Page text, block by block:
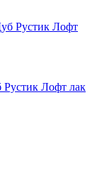
Рустик Лофт лак